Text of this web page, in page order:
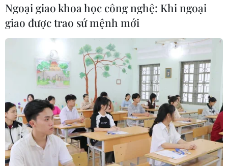
Cao tốc Nha Trang-Cam Lâm sẽ hoàn
thành vào cuối tháng 5/2023
20/04/2023 09:14
Tập đoàn Sơn Hải cam kết sẽ đưa dự án PPP Cao tốc
Nha Trang-Cam Lâm dài gần 50km qua tỉnh Khánh
Ngoại giao khoa học công nghệ: Khi ngoại
giao được trao sứ mệnh mới